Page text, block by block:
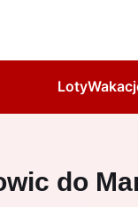
Loty
do